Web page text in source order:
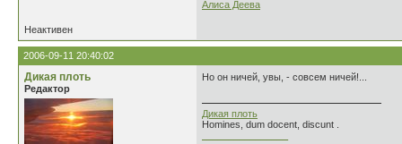
Алиса Деева
Неактивен
2006-09-11 20:40:02
Дикая плоть
Редактор
Но он ничей, увы, - совсем ничей!...
Дикая плоть
Homines, dum docent, discunt .